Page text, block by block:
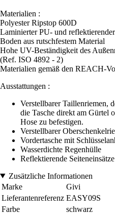
Materialien :
Polyester Ripstop 600D
Laminierter PU- und
Boden aus rutschfestem Material
Hohe UV-Beständigkeit des
(Ref. ISO 4892 - 2)
Materialien gemäß den REACH-
Ausstattungen :
Verstellbarer Taillenriemen,
die Tasche direkt am Gürtel
Hose zu befestigen.
Verstellbarer
Vordertasche mit
Wasserdichte Regenhülle
Reflektierende
Zusätzliche Informationen
Marke
Givi
Lieferantenreferenz EASY09S
Farbe
schwarz